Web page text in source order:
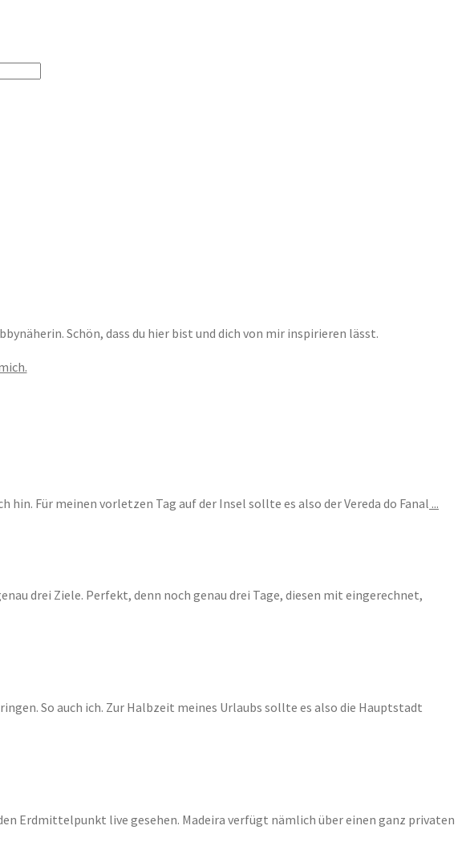
Schön, dass du hier bist und dich von mir inspirieren lässt.
hin. Für meinen vorletzen Tag auf der Insel sollte es also der Vereda do Fanal ...
drei Ziele. Perfekt, denn noch genau drei Tage, diesen mit eingerechnet,
So auch ich. Zur Halbzeit meines Urlaubs sollte es also die Hauptstadt
Erdmittelpunkt live gesehen. Madeira verfügt nämlich über einen ganz privaten